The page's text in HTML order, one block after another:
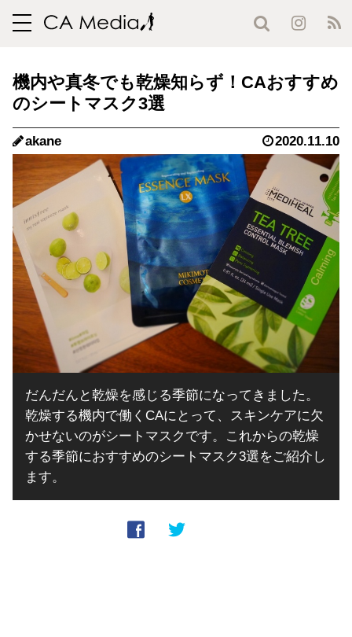
toggle
機内や真冬でも乾燥知らず！CAおすすめ
のシートマスク3選
akane 2020.11.10
だんだんと乾燥を感じる季節になってきました。
乾燥する機内で働くCAにとって、スキンケアに欠
かせないのがシートマスクです。これからの乾燥
する季節におすすめのシートマスク3選をご紹介し
ます。